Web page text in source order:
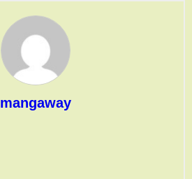
mangaway